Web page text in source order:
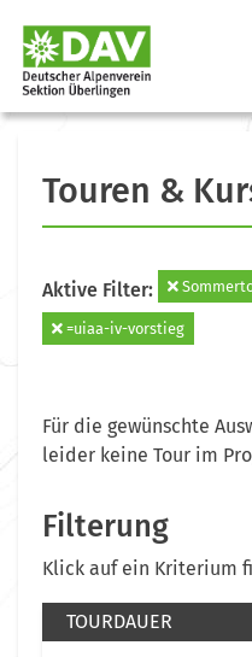
Touren &
Aktive Filter:
=uiaa-iv-vorstieg
Für die gewünschte
leider keine Tour im
Filterung
Klick auf ein Kriterium
TOURDAUER